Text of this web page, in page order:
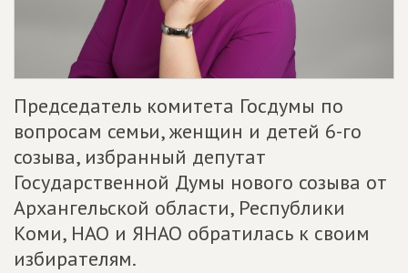
Председатель комитета Госдумы по
вопросам семьи, женщин и детей 6-го
созыва, избранный депутат
Государственной Думы нового созыва от
Архангельской области, Республики
Коми, НАО и ЯНАО обратилась к своим
избирателям.